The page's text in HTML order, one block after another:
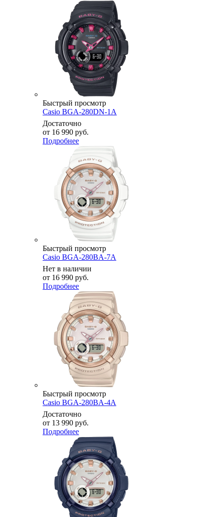
Быстрый просмотр
Casio BGA-280DN-1A
Достаточно
от 16 990 руб.
Подробнее
Быстрый просмотр
Casio BGA-280BA-7A
Нет в наличии
от 16 990 руб.
Подробнее
Быстрый просмотр
Casio BGA-280BA-4A
Достаточно
от 13 990 руб.
Подробнее